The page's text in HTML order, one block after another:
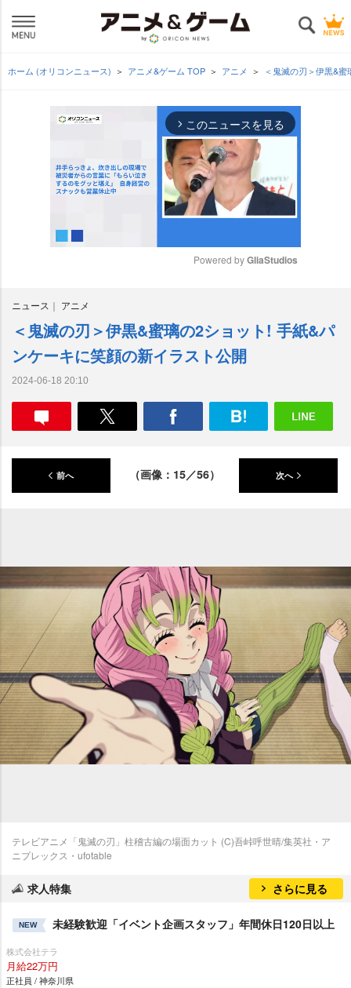
ホーム (オリコンニュース) アニメ&ゲーム TOP アニメ ＜鬼滅の刃＞伊黒&
arrow_forward_ios このニュースを見る
e
Powered by GliaStudios
ニュース アニメ
＜鬼滅の刃＞伊黒&蜜璃の2ショット! 手紙&パ
ンケーキに笑顔の新イラスト公開
2024-06-18 20:10
前へ （画像：15／56） 次へ
テレビアニメ「鬼滅の刃」柱稽古編の場面カット (C)吾峠呼世晴/集英社・ア
ニプレックス・ufotable
求人特集 さらに見る
NEW 未経験歓迎「イベント企画スタッフ」年間休日120日以上
株式会社テラ
月給22万円
正社員 / 神奈川県